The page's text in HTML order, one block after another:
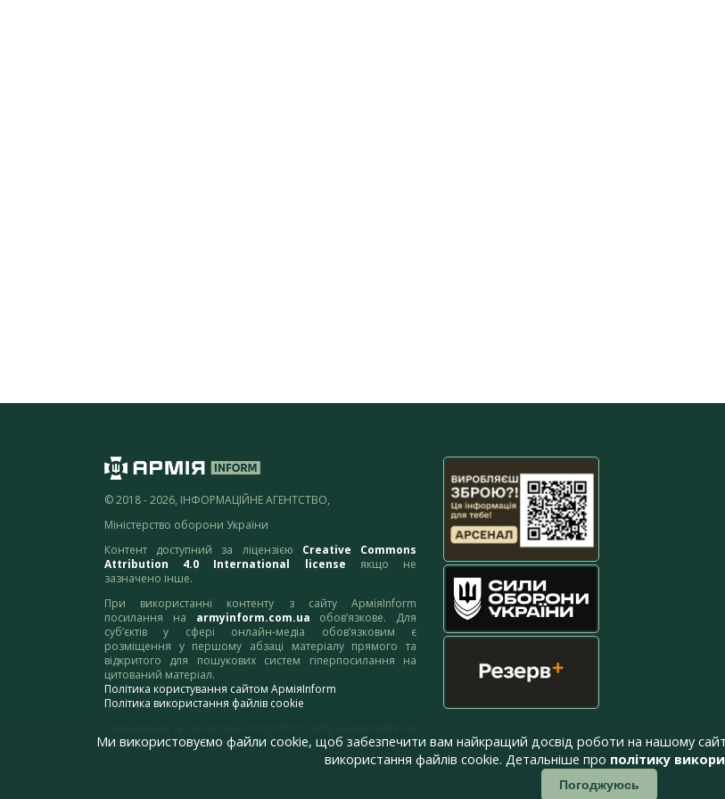
© 2018 - 2026, ІНФОРМАЦІЙНЕ АГЕНТСТВО,
Міністерство оборони України
Контент доступний за ліцензією Creative Commons
Attribution 4.0 International license якщо не
зазначено інше.
При використанні контенту з сайту АрміяInform
посилання на armyinform.com.ua обов’язкове. Для
суб’єктів у сфері онлайн-медіа обов’язковим є
розміщення у першому абзаці матеріалу прямого та
відкритого для пошукових систем гіперпосилання на
цитований матеріал.
Політика користування сайтом АрміяInform
Політика використання файлів cookie
адресу:webmaster@armyinform.com.ua
Ми використовуємо файли cookie, щоб забезпечити вам найкращий досвід роботи на нашому
використання файлів cookie. Детальніше про політику
Погоджуюсь